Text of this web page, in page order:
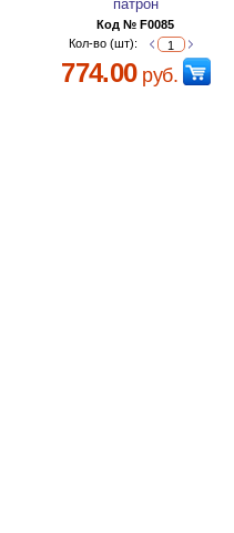
патрон
Код № F0085
Кол-во (шт):
774.00руб.